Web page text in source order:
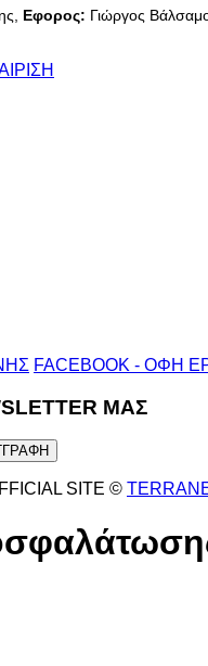
Εφορος: Γιώργος
FACEBOOK - ΟΦΗ
ΜΑΣ
SITE ©